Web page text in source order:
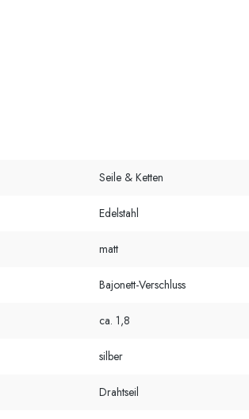
Seile & Ketten
Edelstahl
matt
Bajonett-Verschluss
ca. 1,8
silber
Drahtseil